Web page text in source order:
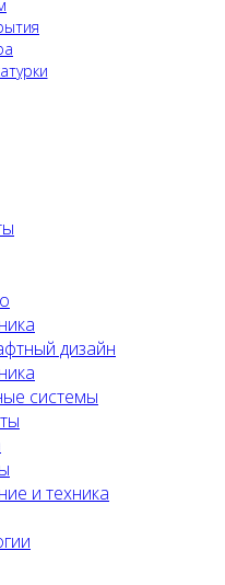
дизайн
системы
и техника